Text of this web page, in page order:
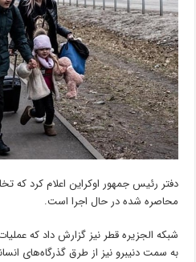
دفتر رئیس جمهور اوکراین اعلام کرد که
محاصره شده در حال اجرا است.
شبکه الجزیره قطر نیز گزارش داد که
به سمت دنیبرو نیز از طرق گذرگاه‌‌های